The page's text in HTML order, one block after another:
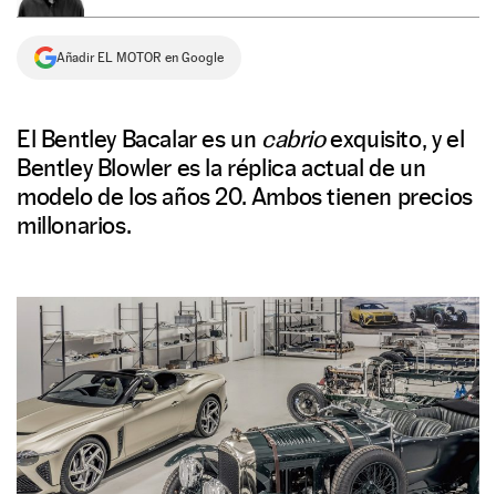
Añadir EL MOTOR en Google
El Bentley Bacalar es un cabrioexquisito, y el
Bentley Blowler es la réplica actual de un
modelo de los años 20. Ambos tienen precios
millonarios.